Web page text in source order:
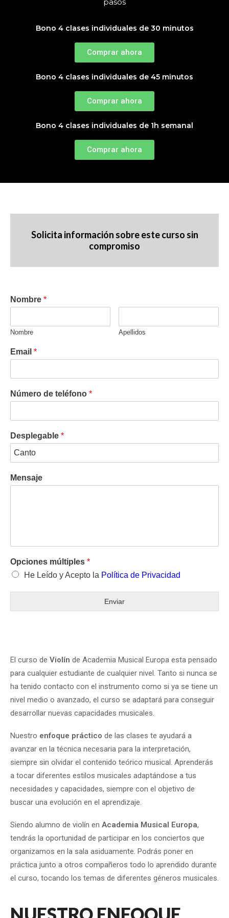
Bono 4 clases individuales de 30 minutos
Comprar ahora
Bono 4 clases individuales de 45 minutos
Comprar ahora
Bono 4 clases individuales de 1h semanal
Comprar ahora
El curso de Violín de Academia Musical Europa esta pensado
para cualquier estudiante de cualquier nivel. Tanto si nunca se
ha tenido contacto con el instrumento como si ya se tiene un
nivel medio o avanzado, el curso se adaptará para conseguir
desarrollar nuevas capacidades musicales.
Nuestro enfoque práctico de las clases te ayudará a
avanzar en la técnica necesaria para la interpretación,
siempre sin olvidar el contenido teórico musical. Aprenderás
a tocar diferentes estilos musicales adaptándose a tus
necesidades y capacidades, siempre con el objetivo de
buscar una evolución en el aprendizaje.
Siendo alumno de violín en Academia Musical Europa,
tendrás la oportunidad de participar en los conciertos que
organizamos en la sala asiduamente. Podrás poner en
práctica junto a otros compañeros todo lo aprendido durante
el curso, tocando los temas de diferentes géneros musicales.
Solicita información sobre este curso sin
compromiso
Nombre *
Nombre Apellidos
Email *
Número de teléfono *
Desplegable *
Mensaje
Opciones múltiples *
He Leído y Acepto la Política de Privacidad
Enviar